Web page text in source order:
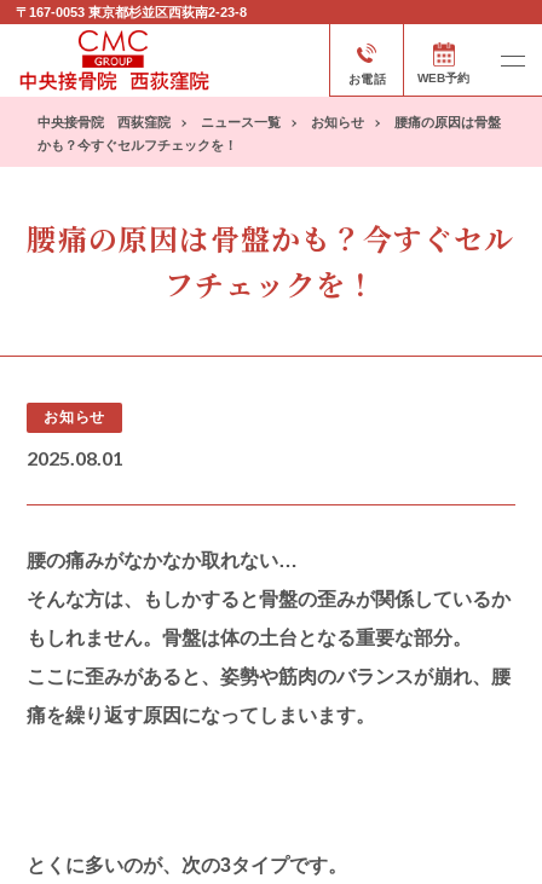
〒167-0053 東京都杉並区西荻南2-23-8
お電話 WEB予約
中央接骨院 西荻窪院 ニュース一覧 お知らせ
腰痛の原因は骨盤
かも？今すぐセルフチェックを！
腰痛の原因は骨盤かも？今すぐセル
フチェックを！
2025.08.01
お知らせ
腰の痛みがなかなか取れない…
そんな方は、もしかすると骨盤の歪みが関係しているか
もしれません。骨盤は体の土台となる重要な部分。
ここに歪みがあると、姿勢や筋肉のバランスが崩れ、腰
痛を繰り返す原因になってしまいます。
とくに多いのが、次の3タイプです。